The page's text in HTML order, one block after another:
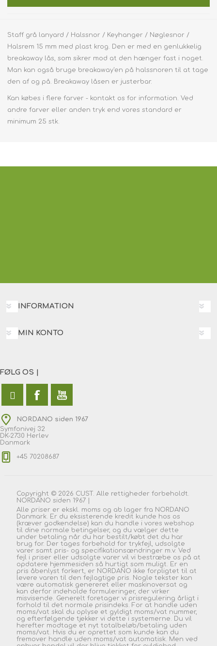
Staff grå lanyard / Halssnor / Keyhanger / Nøglesnor /
Halsrem 15 mm med plast krog. Den er med en genlukkelig
breakaway lås, som sikrer mod at den hænger fast i noget.
Man kan også bruge breakaway'en på halssnoren til at tage
den af og på. Breakaway låsen er justerbar.
Kan købes i flere farver - kontakt os for information. Ved
andre farver eller anden tryk end vores standard er
minimum 25 stk.
INFORMATION
MIN KONTO
FØLG OS |
NORDANO siden 1967
Symfonivej 32
DK-2730 Herlev
Danmark
+45 70208687
Copyright © 2026 CUST. Alle rettigheder forbeholdt.
NORDANO siden 1967 |
Alle priser er ekskl. moms og ab lager fra NORDANO
Danmark. Er du eksisterende kredit kunde hos os
(kræver godkendelse) kan du handle i vores webshop
til dine normale betingelser, og du vælger dette
under betaling når du har bestilt/købt det du har
brug for. Der tages forbehold for trykfejl, udsolgte
varer samt pris- og specifikationsændringer m.v. Ved
fejl i priser eller udsolgte varer vil vi bestræbe os på at
opdatere hjemmesiden så hurtigt som muligt. Er en
pris åbenlyst forkert, er NORDANO ikke forpligtet til at
levere varen til den fejlagtige pris. Nogle tekster kan
være automatisk genereret eller maskinoversat og
kan derfor indeholde formuleringer, der virker
misvisende. Generelt foretager vi prisregulering årligt i
forhold til det normale prisindeks. For at handle uden
moms/vat skal du oplyse et gyldigt moms/vat nummer,
og efterfølgende tjekker vi dette i systemerne. Du vil
herefter modtage et nyt totalbeløb/betaling uden
moms/vat. Hvis du er oprettet som kunde kan du
fremover handle uden moms/vat automatisk. Men ved